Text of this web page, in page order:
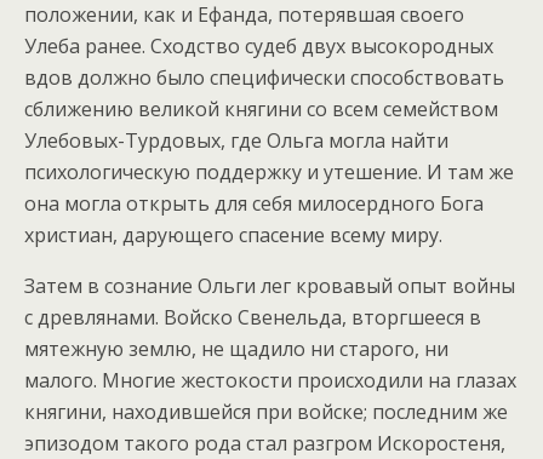
положении, как и Ефанда, потерявшая своего
Улеба ранее. Сходство судеб двух высокородных
вдов должно было специфически способствовать
сближению великой княгини со всем семейством
Улебовых-Турдовых, где Ольга могла найти
психологическую поддержку и утешение. И там же
она могла открыть для себя милосердного Бога
христиан, дарующего спасение всему миру.
Затем в сознание Ольги лег кровавый опыт войны
с древлянами. Войско Свенельда, вторгшееся в
мятежную землю, не щадило ни старого, ни
малого. Многие жестокости происходили на глазах
княгини, находившейся при войске; последним же
эпизодом такого рода стал разгром Искоростеня,